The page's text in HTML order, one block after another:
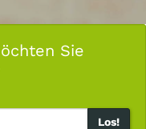
Sie
Los!